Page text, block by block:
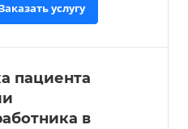
услугу
пациента
в